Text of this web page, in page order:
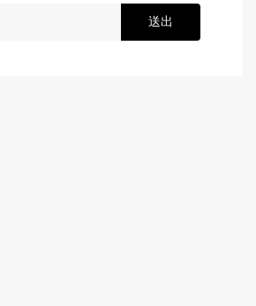
送出